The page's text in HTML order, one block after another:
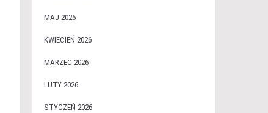
MAJ 2026
KWIECIEŃ 2026
MARZEC 2026
LUTY 2026
STYCZEŃ 2026